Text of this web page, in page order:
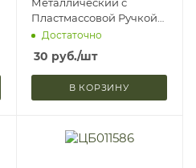
Пластмассовой Ручкой
40мм Lom 2610464 (1)
Достаточно
30 руб./шт
В КОРЗИНУ